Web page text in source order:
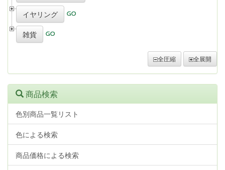
イヤリング
雑貨
全圧縮 全展開
商品検索
色別商品一覧リスト
色による検索
商品価格による検索